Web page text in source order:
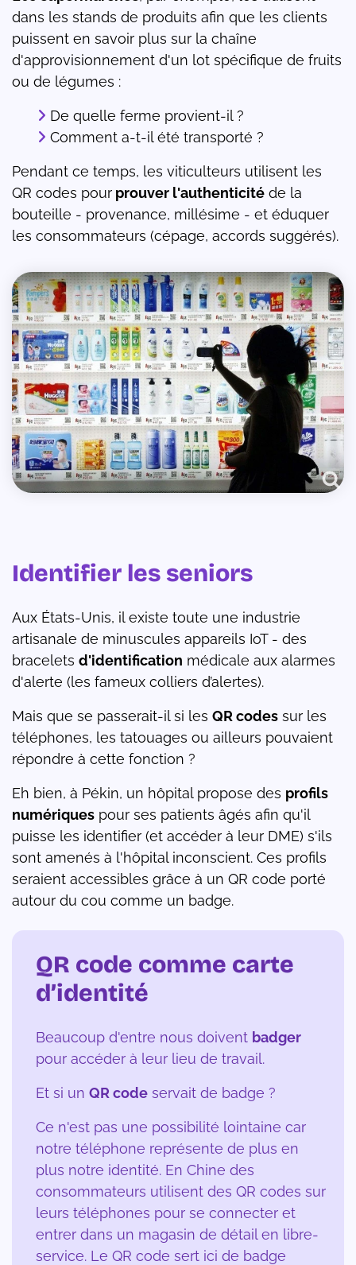
dans les stands de produits afin que les clients
puissent en savoir plus sur la chaîne
d'approvisionnement d'un lot spécifique de fruits
ou de légumes :
De quelle ferme provient-il ?
Comment a-t-il été transporté ?
Pendant ce temps, les viticulteurs utilisent les
QR codes pour prouver l'authenticité de la
bouteille - provenance, millésime - et éduquer
les consommateurs (cépage, accords suggérés).
Identifier les seniors
Aux États-Unis, il existe toute une industrie
artisanale de minuscules appareils IoT - des
bracelets d'identification médicale aux alarmes
d'alerte (les fameux colliers d’alertes).
Mais que se passerait-il si les QR codes sur les
téléphones, les tatouages ​​ou ailleurs pouvaient
répondre à cette fonction ?
Eh bien, à Pékin, un hôpital propose des profils
numériques pour ses patients âgés afin qu'il
puisse les identifier (et accéder à leur DME) s'ils
sont amenés à l'hôpital inconscient. Ces profils
seraient accessibles grâce à un QR code porté
autour du cou comme un badge.
QR code comme carte
d’identité
Beaucoup d'entre nous doivent badger
pour accéder à leur lieu de travail.
Et si un QR code servait de badge ?
Ce n'est pas une possibilité lointaine car
notre téléphone représente de plus en
plus notre identité. En Chine des
consommateurs utilisent des QR codes sur
leurs téléphones pour se connecter et
entrer dans un magasin de détail en libre-
service. Le QR code sert ici de badge